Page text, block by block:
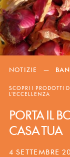
NOTIZIE —
SCOPRI I PRODOTTI
L'ECCELLENZA
PORTA IL
CASA TUA
4 SETTEMBRE